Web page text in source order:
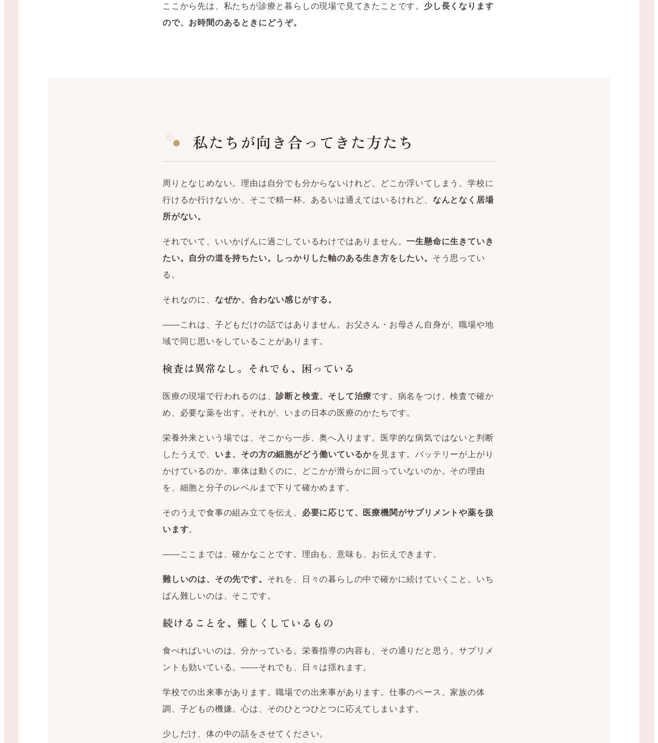
ここから先は、私たちが診療と暮らしの現場で見てきたことです。 少し長くなります
ので、お時間のあるときにどうぞ。
私たちが向き合ってきた方たち
周りとなじめない。理由は自分でも分からないけれど、どこか浮いてしまう。学校に
行けるか行けないか、そこで精一杯。あるいは通えてはいるけれど、 なんとなく居場
所がない。
それでいて、いいかげんに過ごしているわけではありません。一生懸命に生きていき
たい。自分の道を持ちたい。しっかりした軸のある生き方をしたい。 そう思ってい
る。
それなのに、 なぜか、合わない感じがする。
——これは、子どもだけの話ではありません。お父さん・お母さん自身が、職場や地
域で同じ思いをしていることがあります。
検査は異常なし。それでも、困っている
医療の現場で行われるのは、診断と検査、そして治療です。病名をつけ、検査で確か
め、必要な薬を出す。それが、いまの日本の医療のかたちです。
栄養外来という場では、そこから一歩、奥へ入ります。医学的な病気ではないと判断
したうえで、 いま、その方の細胞がどう働いているかを見ます。バッテリーが上がり
かけているのか。車体は動くのに、どこかが滑らかに回っていないのか。その理由
を、細胞と分子のレベルまで下りて確かめます。
そのうえで食事の組み立てを伝え、 必要に応じて、医療機関がサプリメントや薬を扱
います。
——ここまでは、確かなことです。理由も、意味も、お伝えできます。
難しいのは、その先です。 それを、日々の暮らしの中で確かに続けていくこと。いち
ばん難しいのは、そこです。
続けることを、難しくしているもの
食べればいいのは、分かっている。栄養指導の内容も、その通りだと思う。サプリメ
ントも効いている。——それでも、日々は揺れます。
学校での出来事があります。職場での出来事があります。仕事のペース、家族の体
調、子どもの機嫌。心は、そのひとつひとつに応えてしまいます。
少しだけ、体の中の話をさせてください。